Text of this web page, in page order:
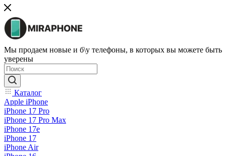
Мы продаем новые и б\у телефоны, в которых вы можете быть
уверены
Каталог
Apple iPhone
iPhone 17 Pro
iPhone 17 Pro Max
iPhone 17e
iPhone 17
iPhone Air